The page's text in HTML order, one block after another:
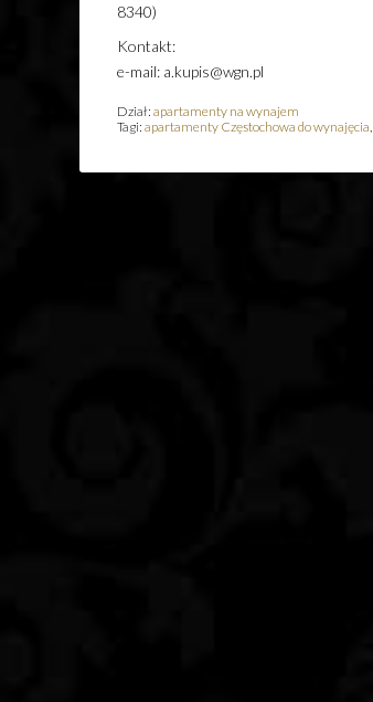
8340)
Kontakt:
e-mail: a.kupis@wgn.pl
Dział: apartamenty na wynajem
Tagi: apartamenty Częstochowa do wynajęcia,